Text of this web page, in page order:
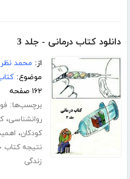
دانلود کتاب درمانی - جلد 3
از: محمد
موضوع:
۱۶۲ صفحه
برچسب‌ها:
روانشناسی،
کودکان،
نتیجه کتاب
زندگی